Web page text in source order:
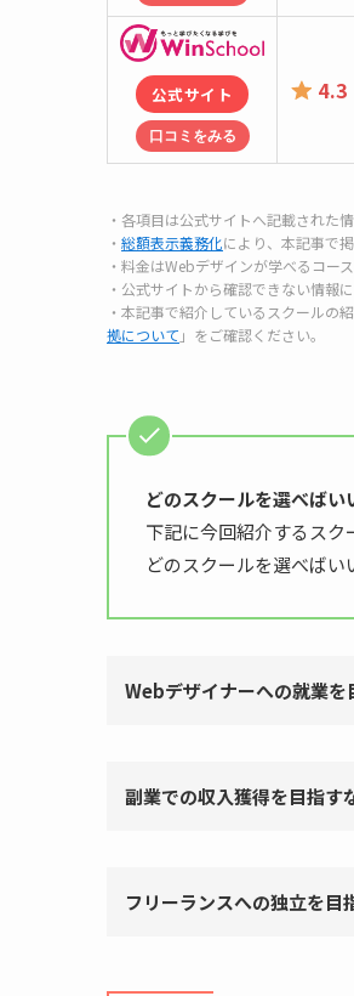
公式サイト
口コミをみる
4.3
・各項目は公式サイトへ記載された
・ 総額表示義務化により、本記事で
・料金はWebデザインが学べるコー
・公式サイトから確認できない情報
・本記事で紹介しているスクールの
拠について 」をご確認ください。
どのスクールを選べば
下記に今回紹介するスク
どのスクールを選べばい
Webデザイナーへの就業を
副業での収入獲得を目指す
フリーランスへの独立を目